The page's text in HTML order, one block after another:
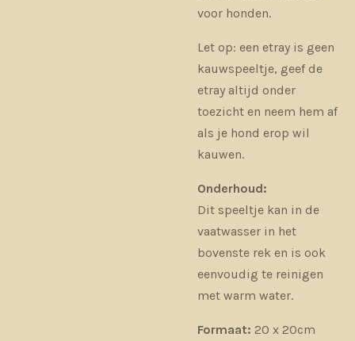
voor honden.
Let op: een etray is geen
kauwspeeltje, geef de
etray altijd onder
toezicht en neem hem af
als je hond erop wil
kauwen.
Onderhoud:
Dit speeltje kan in de
vaatwasser in het
bovenste rek en is ook
eenvoudig te reinigen
met warm water.
Formaat: 20 x 20cm